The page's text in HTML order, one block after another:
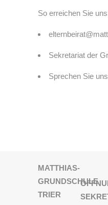
So erreichen Sie
Sekretariat der
Sprechen Sie
MATTHIAS-
GRUNDSCHULE
TRIER